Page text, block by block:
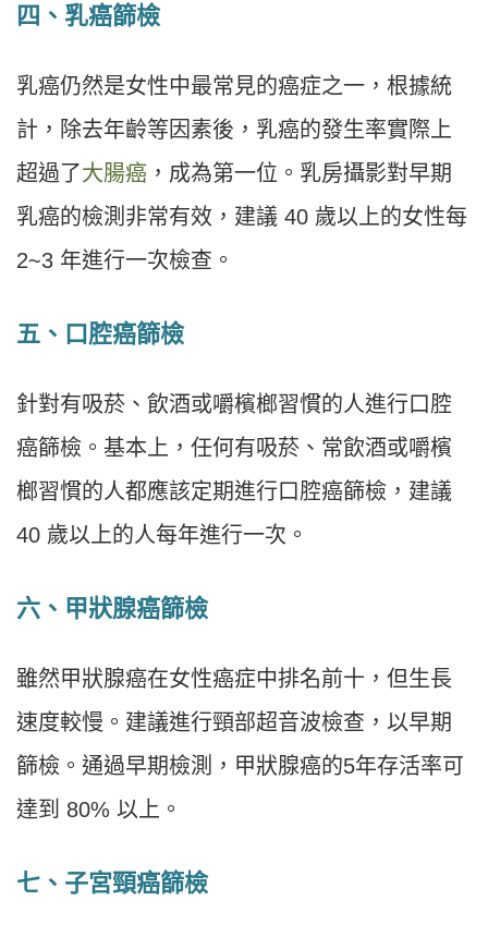
四 、 乳癌篩檢
乳癌仍然是女性中最常見的癌症之一，根據統
計，除去年齡等因素後，乳癌的發生率實際上
超過了大腸癌 ，成為第一位。乳房攝影對早期
乳癌的檢測非常有效，建議 40 歲以上的女性每
2~3 年進行一次檢查。
五、 口腔癌篩檢
針對有吸菸、飲酒或嚼檳榔習慣的人進行口腔
癌篩檢。基本上，任何有吸菸、常飲酒或嚼檳
榔習慣的人都應該定期進行口腔癌篩檢，建議
40 歲以上的人每年進行一次。
六、 甲狀腺癌篩檢
雖然甲狀腺癌在女性癌症中排名前十，但生長
速度較慢。建議進行頸部超音波檢查，以早期
篩檢。通過早期檢測，甲狀腺癌的5年存活率可
達到 80% 以上。
七、子宮頸癌篩檢